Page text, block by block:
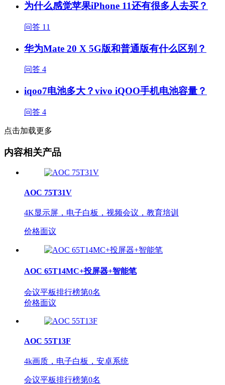
为什么感觉苹果iPhone 11还有很多人去买？
问答 11
华为Mate 20 X 5G版和普通版有什么区别？
问答 4
iqoo7电池多大？vivo iQOO手机电池容量？
问答 4
点击加载更多
内容相关产品
AOC 75T31V
4K显示屏，电子白板，视频会议，教育培训
价格面议
AOC 65T14MC+投屏器+智能笔
会议平板排行榜第0名
价格面议
AOC 55T13F
4k画质，电子白板，安卓系统
会议平板排行榜第0名